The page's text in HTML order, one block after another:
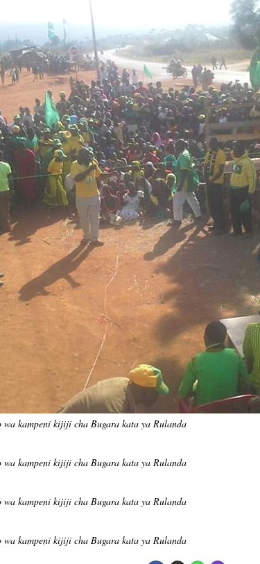
kampeni kijiji cha Bugara kata ya Rulanda
kampeni kijiji cha Bugara kata ya Rulanda
kampeni kijiji cha Bugara kata ya Rulanda
kampeni kijiji cha Bugara kata ya Rulanda